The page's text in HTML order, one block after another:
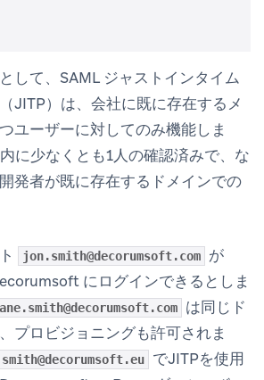
して、SAML ジャストインタイム
JITP）は、会社に既に存在するメ
ユーザーに対してのみ機能しま
に少なくとも1人の確認済みで、な
発者が既に存在するドメインでの
jon.smith@decorumsoft.com
が
にログインできるとしま
は同じド
プロビジョニングも許可されま
でJITPを使用